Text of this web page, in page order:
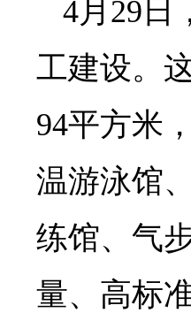
4月29日
工建设。
94平方米
温游泳馆
练馆、气
量、高标